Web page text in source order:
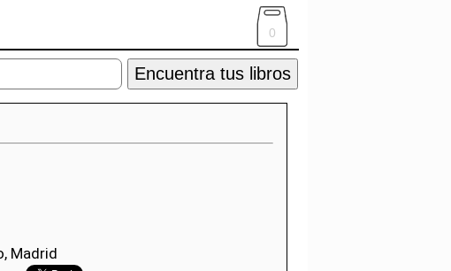
0
Encuentra tus libros
Madrid